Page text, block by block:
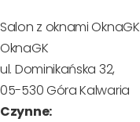
Salon z oknami OknaGK
OknaGK
ul. Dominikańska 32,
05-530 Góra Kalwaria
Czynne: